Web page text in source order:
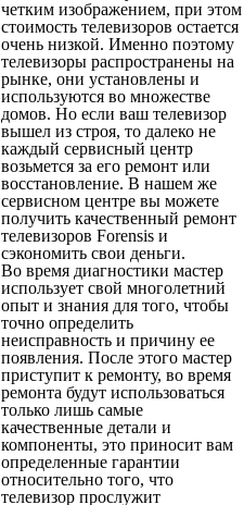
четким изображением, при этом
стоимость телевизоров остается
очень низкой. Именно поэтому
телевизоры распространены на
рынке, они установлены и
используются во множестве
домов. Но если ваш телевизор
вышел из строя, то далеко не
каждый сервисный центр
возьмется за его ремонт или
восстановление. В нашем же
сервисном центре вы можете
получить качественный ремонт
телевизоров Forensis и
сэкономить свои деньги.
Во время диагностики мастер
использует свой многолетний
опыт и знания для того, чтобы
точно определить
неисправность и причину ее
появления. После этого мастер
приступит к ремонту, во время
ремонта будут использоваться
только лишь самые
качественные детали и
компоненты, это приносит вам
определенные гарантии
относительно того, что
телевизор прослужит